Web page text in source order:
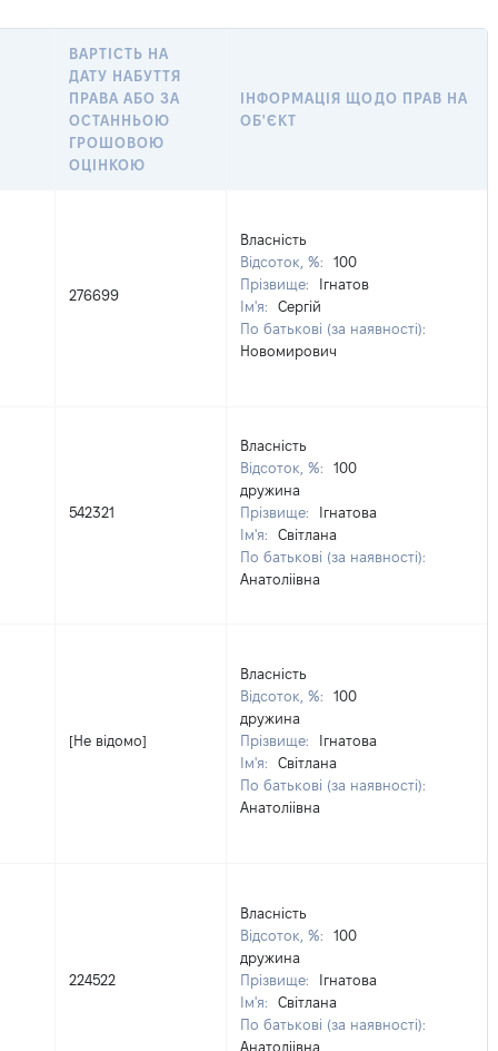
ВАРТІСТЬ НА
ДАТУ НАБУТТЯ
ПРАВА АБО ЗА
ОСТАННЬОЮ
ГРОШОВОЮ
ОЦІНКОЮ
ІНФОРМАЦІЯ ЩОДО ПРАВ НА
ОБ'ЄКТ
276699
Власність
Відсоток, %:
100
Прізвище:
Ігнатов
Ім'я:
Сергій
По батькові (за наявності):
Новомирович
542321
Власність
Відсоток, %:
100
дружина
Прізвище:
Ігнатова
Ім'я:
Світлана
По батькові (за наявності):
Анатоліівна
[Не відомо]
Власність
Відсоток, %:
100
дружина
Прізвище:
Ігнатова
Ім'я:
Світлана
По батькові (за наявності):
Анатоліівна
224522
Власність
Відсоток, %:
100
дружина
Прізвище:
Ігнатова
Ім'я:
Світлана
По батькові (за наявності):
Анатоліівна